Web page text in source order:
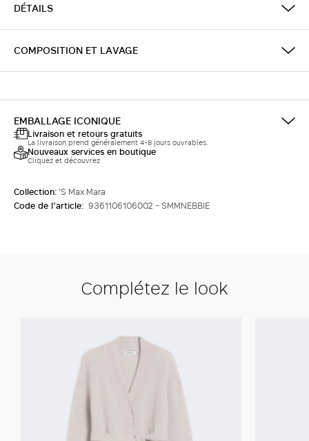
DÉTAILS
COMPOSITION ET LAVAGE
EMBALLAGE ICONIQUE
Livraison et retours gratuits
La livraison prend généralement 4-8 jours ouvrables.
Nouveaux services en boutique
Cliquez et découvrez
Collection: 'S Max Mara
Code de l’article: 9361106106002 - SMMNEBBIE
Complétez le look